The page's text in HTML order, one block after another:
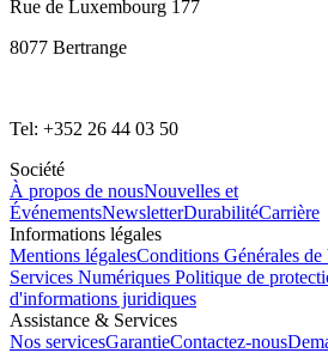
Rue de Luxembourg 177
8077 Bertrange
Tel: +352 26 44 03 50
Société
À propos de nousNouvelles et
ÉvénementsNewsletterDurabilitéCarrière
Informations légales
Mentions légalesConditions Générales de
Services Numériques Politique de
d'informations juridiques
Assistance & Services
Nos servicesGarantieContactez-nous